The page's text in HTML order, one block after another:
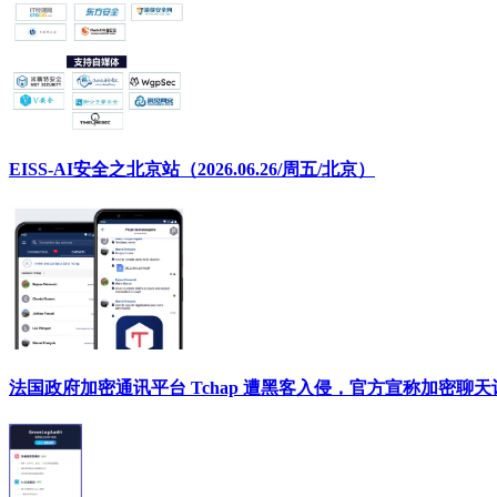
EISS-AI安全之北京站（2026.06.26/周五/北京）
法国政府加密通讯平台 Tchap 遭黑客入侵，官方宣称加密聊天